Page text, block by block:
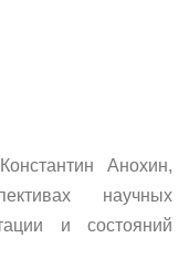
Анохин,
научных
и состояний